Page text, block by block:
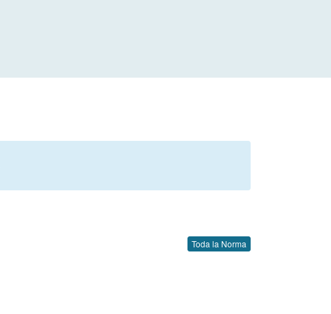
Toda la Norma